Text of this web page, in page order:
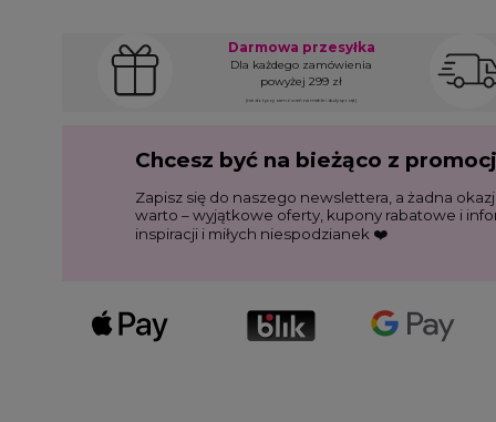
Darmowa przesyłka
Dla każdego zamówienia
powyżej 299 zł
(nie dotyczy zamówień na meble i duży sprzęt)
Chcesz być na bieżąco z
Zapisz się do naszego newslettera, a żadna
warto – wyjątkowe oferty, kupony rabatowe i
inspiracji i miłych niespodzianek ❤️